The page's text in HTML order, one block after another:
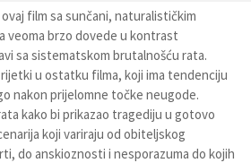
film sa sunčani, naturalističkim
veoma brzo dovede u kontrast
sa sistematskom brutalnošću rata.
u ostatku filma, koji ima tendenciju
nakon prijelomne točke neugode.
kako bi prikazao tragediju u gotovo
koji variraju od obiteljskog
do anskioznosti i nesporazuma do kojih